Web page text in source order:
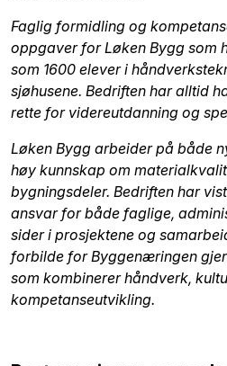
Faglig formidling og
oppgaver for Løken Bygg som
som 1600 elever i
sjøhusene. Bedriften har alltid
rette for videreutdanning og
Løken Bygg arbeider på både
høy kunnskap om
bygningsdeler. Bedriften har
ansvar for både faglige,
sider i prosjektene og
forbilde for Byggenæringen
som kombinerer håndverk,
kompetanseutvikling.